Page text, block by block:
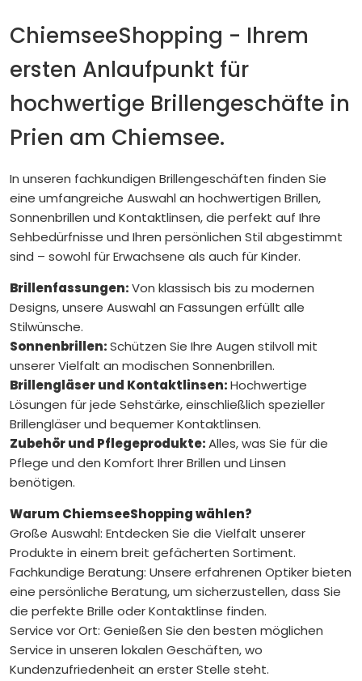
ChiemseeShopping - Ihrem
ersten Anlaufpunkt für
hochwertige Brillengeschäfte in
Prien am Chiemsee.
In unseren fachkundigen Brillengeschäften finden Sie
eine umfangreiche Auswahl an hochwertigen Brillen,
Sonnenbrillen und Kontaktlinsen, die perfekt auf Ihre
Sehbedürfnisse und Ihren persönlichen Stil abgestimmt
sind – sowohl für Erwachsene als auch für Kinder.
Brillenfassungen:Von klassisch bis zu modernen
Designs, unsere Auswahl an Fassungen erfüllt alle
Stilwünsche.
Sonnenbrillen:Schützen Sie Ihre Augen stilvoll mit
unserer Vielfalt an modischen Sonnenbrillen.
Brillengläser und Kontaktlinsen:Hochwertige
Lösungen für jede Sehstärke, einschließlich spezieller
Brillengläser und bequemer Kontaktlinsen.
Zubehör und Pflegeprodukte:Alles, was Sie für die
Pflege und den Komfort Ihrer Brillen und Linsen
benötigen.
Warum ChiemseeShopping wählen?
Große Auswahl: Entdecken Sie die Vielfalt unserer
Produkte in einem breit gefächerten Sortiment.
Fachkundige Beratung: Unsere erfahrenen Optiker bieten
eine persönliche Beratung, um sicherzustellen, dass Sie
die perfekte Brille oder Kontaktlinse finden.
Service vor Ort: Genießen Sie den besten möglichen
Service in unseren lokalen Geschäften, wo
Kundenzufriedenheit an erster Stelle steht.